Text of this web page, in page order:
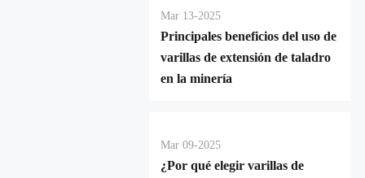
Mar 13-2025
Principales beneficios del uso de
varillas de extensión de taladro
en la minería
Mar 09-2025
¿Por qué elegir varillas de